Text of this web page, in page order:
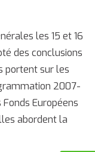
les 15 et 16
des conclusions
portent sur les
2007-
Européens
abordent la